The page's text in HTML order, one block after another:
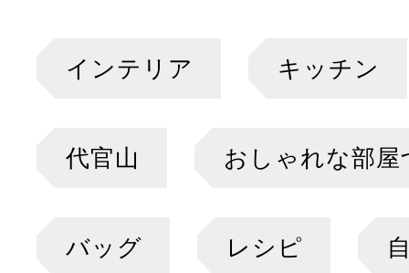
インテリア キッチン
代官山 おしゃれな部屋
バッグ レシピ